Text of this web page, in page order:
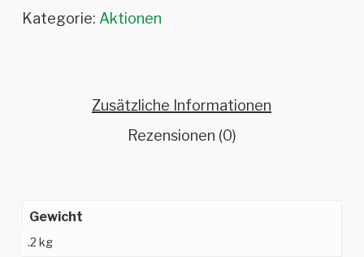
Kategorie: Aktionen
Zusätzliche Informationen
Rezensionen (0)
Gewicht
.2 kg